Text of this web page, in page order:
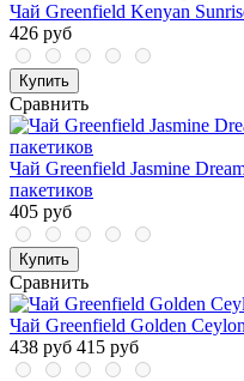
Чай Greenfield Kenyan
426 руб
Купить
Сравнить
Чай Greenfield Jasmine
пакетиков
405 руб
Купить
Сравнить
Чай Greenfield Golden
438 руб 415 руб